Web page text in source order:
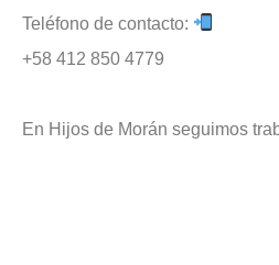
Teléfono de contacto:
+58 412 850 4779
En Hijos de Morán seguimos